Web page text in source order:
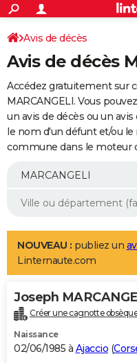
ACTUALITÉS
Politique
Société
Faits Divers
Education
Monde
Villes
+
SPORT
Coupe du monde 2026
Football
Tennis
Cyclisme
Rugby
Forum
Programme TV
TNT
Streaming
Cinéma
Sorties cinéma
Musique
+
FINANCE
Impôts
Immobilier
Risques naturels par ville
Banque
Assurance
Crédit
AUTO
Essais
Réserver un essai
Citadines
Berlines
SUV
Forum auto
+
Mobiles
Meilleur smartphone
Internet
Ordinateurs
Jeux vidéo
Guide high-tech
Aménagement intérieur
LIFESTYLE
Art de vivre
Bien-être
Loisirs
Mode
Modes de vie
Alimentation
Guide de la santé
Maladies
Médicaments
Sommeil
VOYAGE
Destinations
City break
Voyage nature
Voyage de noces
Forum
Climat
+PHOTO
GUIDES D'ACHAT
Avis de décès
Avis de décès
Accédez gratuitement sur
MARCANGELI. Vous
un avis de décès ou un
le nom d'un défunt et/ou
commune dans le moteur
NOUVEAU : publiez un
Linternaute.com
Joseph
Créer une cagnotte
Naissance
02/06/1985 à Ajaccio (